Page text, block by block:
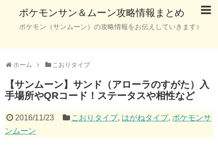
ポケモンサン＆ムーン攻略情報まとめ
ポケモン（サンムーン）の攻略情報をお伝えしていきます♪
ホーム こおりタイプ
【サンムーン】サンド（アローラのすがた）入
手場所やQRコード！ステータスや相性など
2016/11/23 こおりタイプ, はがねタイプ, ポケモンサ
ンムーン